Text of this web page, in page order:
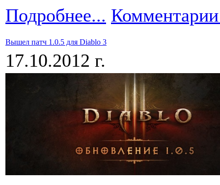
Подробнее...
Вышел патч 1.0.5 для Diablo 3
17.10.2012 г.